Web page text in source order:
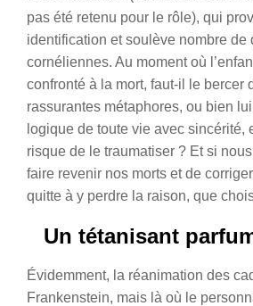
pas été retenu pour le rôle), qui
identification et soulève nombre de
cornéliennes. Au moment où
confronté à la mort, faut-il le bercer
rassurantes métaphores, ou bien
logique de toute vie avec sincérité,
risque de le traumatiser ? Et si
faire revenir nos morts et de
quitte à y perdre la raison, que
Un tétanisant
Évidemment, la réanimation des
Frankenstein, mais là où le